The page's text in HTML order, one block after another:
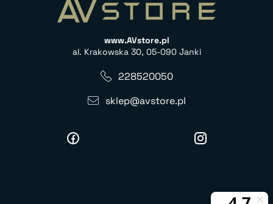
www.AVstore.pl
al. Krakowska 30, 05-090 Janki
228520050
sklep@avstore.pl